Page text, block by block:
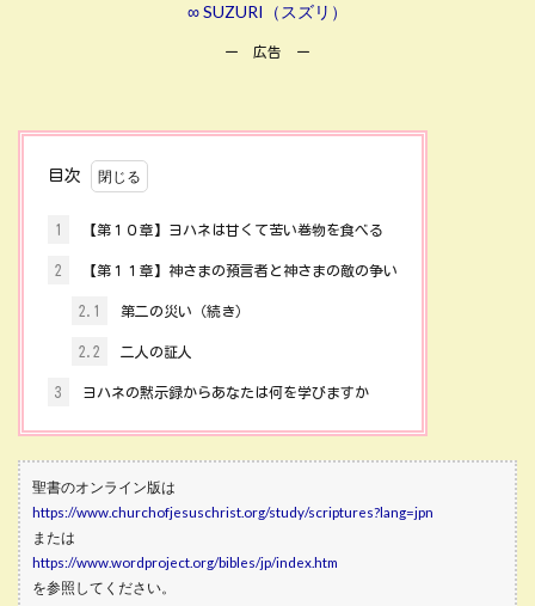
∞ SUZURI（スズリ）
ー 広告 ー
目次
1 【第１０章】ヨハネは甘くて苦い巻物を食べる
2 【第１１章】神さまの預言者と神さまの敵の争い
2.1 第二の災い（続き）
2.2 二人の証人
3 ヨハネの黙示録からあなたは何を学びますか
聖書のオンライン版は
https://www.churchofjesuschrist.org/study/scriptures?lang=jpn
または
https://www.wordproject.org/bibles/jp/index.htm
を参照してください。